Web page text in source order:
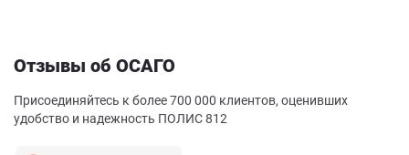
Отзывы об ОСАГО
Присоединяйтесь к более 700 000 клиентов, оценивших
удобство и надежность ПОЛИС 812